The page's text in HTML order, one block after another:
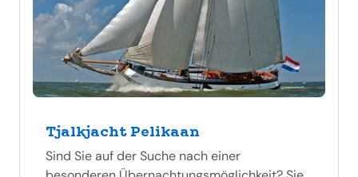
Tjalkjacht Pelikaan
Sind Sie auf der Suche nach einer